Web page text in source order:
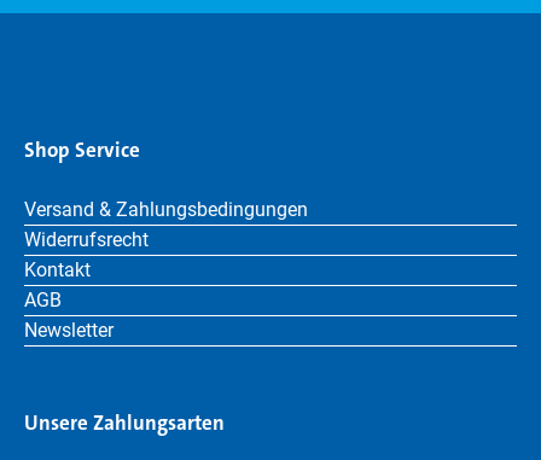
Shop Service
Versand & Zahlungsbedingungen
Widerrufsrecht
Kontakt
AGB
Newsletter
Unsere Zahlungsarten